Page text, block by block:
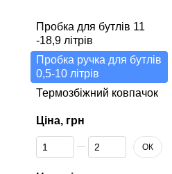
Пробка для бутлів 11
-18,9 літрів
Пробка ручка для бутлів
0,5-10 літрів
Термозбіжний ковпачок
Ціна, грн
Від Ціна, грн
До Ціна, грн ОК